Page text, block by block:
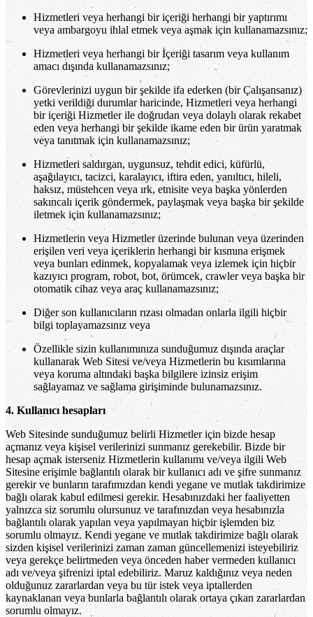
Hizmetleri veya herhangi bir içeriği herhangi bir yaptırımı
veya ambargoyu ihlal etmek veya aşmak için kullanamazsınız;
Hizmetleri veya herhangi bir İçeriği tasarım veya kullanım
amacı dışında kullanamazsınız;
Görevlerinizi uygun bir şekilde ifa ederken (bir Çalışansanız)
yetki verildiği durumlar haricinde, Hizmetleri veya herhangi
bir içeriği Hizmetler ile doğrudan veya dolaylı olarak rekabet
eden veya herhangi bir şekilde ikame eden bir ürün yaratmak
veya tanıtmak için kullanamazsınız;
Hizmetleri saldırgan, uygunsuz, tehdit edici, küfürlü,
aşağılayıcı, tacizci, karalayıcı, iftira eden, yanıltıcı, hileli,
haksız, müstehcen veya ırk, etnisite veya başka yönlerden
sakıncalı içerik göndermek, paylaşmak veya başka bir şekilde
iletmek için kullanamazsınız;
Hizmetlerin veya Hizmetler üzerinde bulunan veya üzerinden
erişilen veri veya içeriklerin herhangi bir kısmına erişmek
veya bunları edinmek, kopyalamak veya izlemek için hiçbir
kazıyıcı program, robot, bot, örümcek, crawler veya başka bir
otomatik cihaz veya araç kullanamazsınız;
Diğer son kullanıcıların rızası olmadan onlarla ilgili hiçbir
bilgi toplayamazsınız veya
Özellikle sizin kullanımınıza sunduğumuz dışında araçlar
kullanarak Web Sitesi ve/veya Hizmetlerin bu kısımlarına
veya koruma altındaki başka bilgilere izinsiz erişim
sağlayamaz ve sağlama girişiminde bulunamazsınız.
4. Kullanıcı hesapları
Web Sitesinde sunduğumuz belirli Hizmetler için bizde hesap
açmanız veya kişisel verilerinizi sunmanız gerekebilir. Bizde bir
hesap açmak isterseniz Hizmetlerin kullanımı ve/veya ilgili Web
Sitesine erişimle bağlantılı olarak bir kullanıcı adı ve şifre sunmanız
gerekir ve bunların tarafımızdan kendi yegane ve mutlak takdirimize
bağlı olarak kabul edilmesi gerekir. Hesabınızdaki her faaliyetten
yalnızca siz sorumlu olursunuz ve tarafınızdan veya hesabınızla
bağlantılı olarak yapılan veya yapılmayan hiçbir işlemden biz
sorumlu olmayız. Kendi yegane ve mutlak takdirimize bağlı olarak
sizden kişisel verilerinizi zaman zaman güncellemenizi isteyebiliriz
veya gerekçe belirtmeden veya önceden haber vermeden kullanıcı
adı ve/veya şifrenizi iptal edebiliriz. Maruz kaldığınız veya neden
olduğunuz zararlardan veya bu tür istek veya iptallerden
kaynaklanan veya bunlarla bağlantılı olarak ortaya çıkan zararlardan
sorumlu olmayız.